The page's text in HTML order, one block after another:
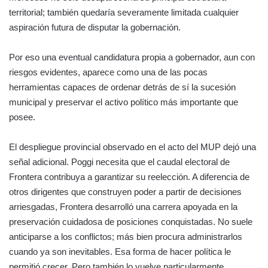
territorial; también quedaría severamente limitada cualquier
aspiración futura de disputar la gobernación.
Por eso una eventual candidatura propia a gobernador, aun con
riesgos evidentes, aparece como una de las pocas
herramientas capaces de ordenar detrás de sí la sucesión
municipal y preservar el activo político más importante que
posee.
El despliegue provincial observado en el acto del MUP dejó una
señal adicional. Poggi necesita que el caudal electoral de
Frontera contribuya a garantizar su reelección. A diferencia de
otros dirigentes que construyen poder a partir de decisiones
arriesgadas, Frontera desarrolló una carrera apoyada en la
preservación cuidadosa de posiciones conquistadas. No suele
anticiparse a los conflictos; más bien procura administrarlos
cuando ya son inevitables. Esa forma de hacer política le